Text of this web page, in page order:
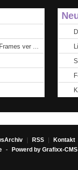
ver ...
RSS Kontakt
- Powerd by Grafixx-CMS